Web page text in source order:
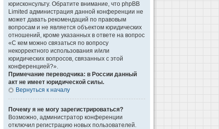
юрисконсульту. Обратите внимание, что phpBB
Limited администрация данной конференции не
может давать рекомендаций по правовым
вопросам и не является объектом юридических
отношений, кроме указанных в ответе на вопрос
«С кем можно связаться по вопросу
некорректного использования и/или
юридических вопросов, связанных с этой
конференцией?».
Примечание переводчика: в России данный
акт не имеет юридической силы.
Вернуться к началу
Почему я не могу зарегистрироваться?
Возможно, администратор конференции
отключил регистрацию новых пользователей.